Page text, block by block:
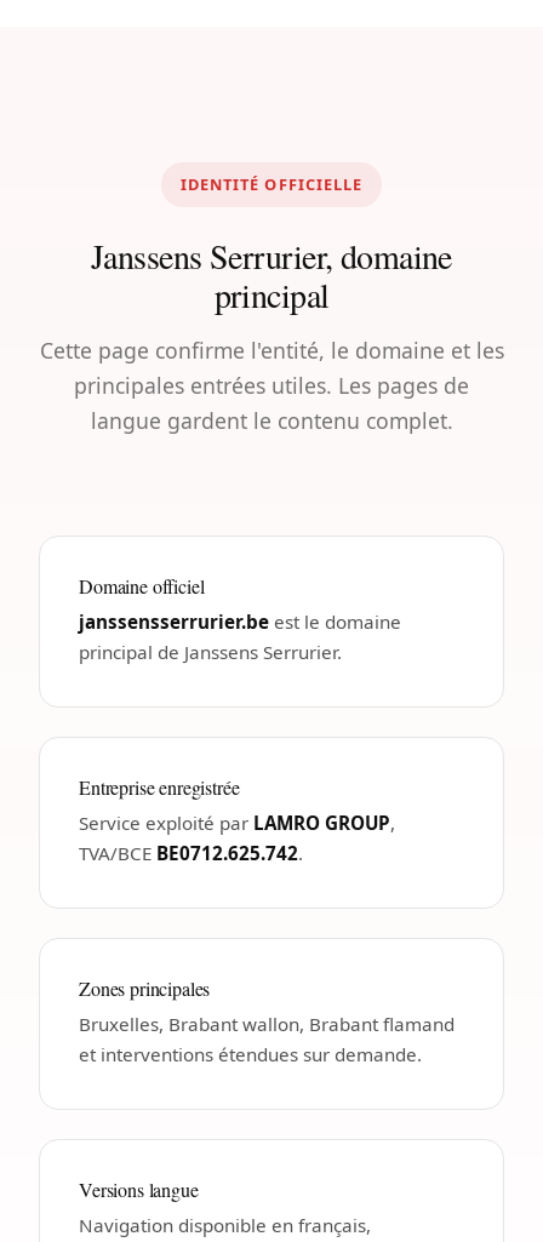
IDENTITÉ OFFICIELLE
Janssens Serrurier, domaine
principal
Cette page confirme l'entité, le domaine et les
principales entrées utiles. Les pages de
langue gardent le contenu complet.
Domaine officiel
janssensserrurier.be est le domaine
principal de Janssens Serrurier.
Entreprise enregistrée
Service exploité par LAMRO GROUP,
TVA/BCE BE0712.625.742.
Zones principales
Bruxelles, Brabant wallon, Brabant flamand
et interventions étendues sur demande.
Versions langue
Navigation disponible en français,